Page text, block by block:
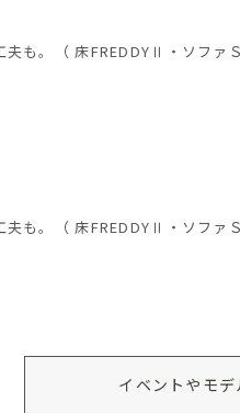
も。（ 床FREDDYⅡ・ソファ
も。（ 床FREDDYⅡ・ソファ
イベントやモ